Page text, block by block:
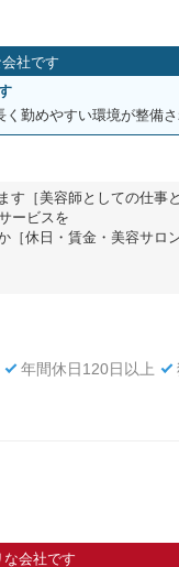
社です
勤めやすい環境が整備
［美容師としての仕事
ービスを
［休日・賃金・美容サロ
年間休日120日以上
な会社です